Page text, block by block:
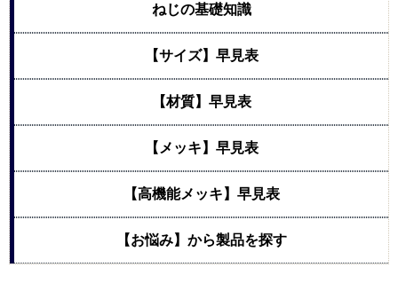
ねじの基礎知識
【サイズ】早見表
【材質】早見表
【メッキ】早見表
【高機能メッキ】早見表
【お悩み】から製品を探す